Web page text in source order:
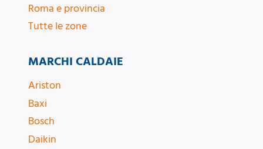
Roma e provincia
Tutte le zone
MARCHI CALDAIE
Ariston
Baxi
Bosch
Daikin